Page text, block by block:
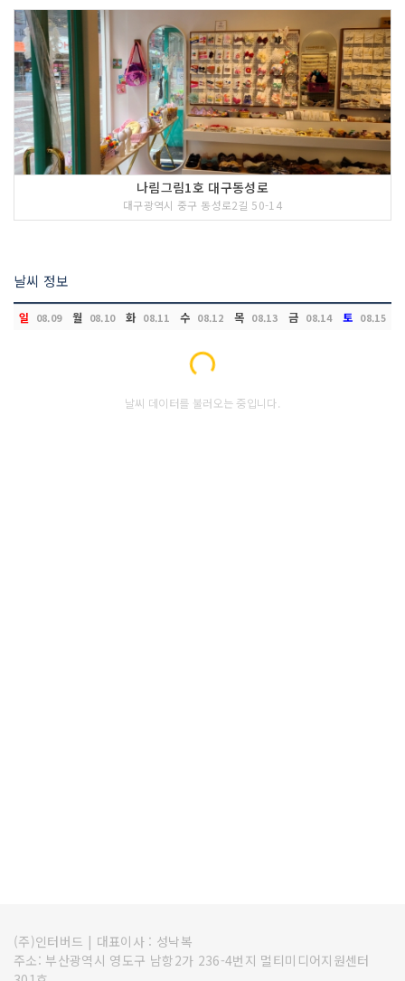
나림그림1호 대구동성로
대구광역시 중구 동성로2길 50-14
날씨 정보
일 08.09 월 08.10 화 08.11 수 08.12 목 08.13 금 08.14 토 08.15
Loading...
날씨 데이터를 불러오는 중입니다.
(주)인터버드 | 대표이사 : 성낙복
주소: 부산광역시 영도구 남항2가 236-4번지 멀티미디어지원센터